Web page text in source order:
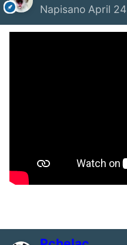
Napisano April 24